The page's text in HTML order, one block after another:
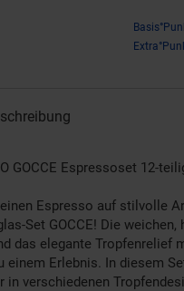
GOCCE Espressoset 12-
Espresso auf stilvolle
Set GOCCE! Die weichen,
das elegante Tropfenrelief
einem Erlebnis. In diesem
in verschiedenen